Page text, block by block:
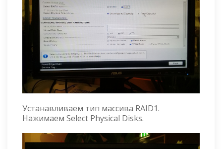
Устанавливаем тип массива RAID1.
Нажимаем Select Physical Disks.